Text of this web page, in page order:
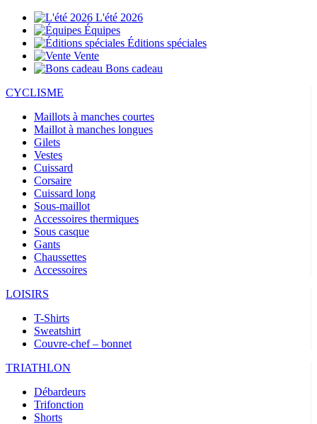
L'été 2026
Équipes
Éditions spéciales
Vente
Bons cadeau
CYCLISME
Maillots à manches courtes
Maillot à manches longues
Gilets
Vestes
Cuissard
Corsaire
Cuissard long
Sous-maillot
Accessoires thermiques
Sous casque
Gants
Chaussettes
Accessoires
LOISIRS
T-Shirts
Sweatshirt
Couvre-chef – bonnet
TRIATHLON
Débardeurs
Trifonction
Shorts